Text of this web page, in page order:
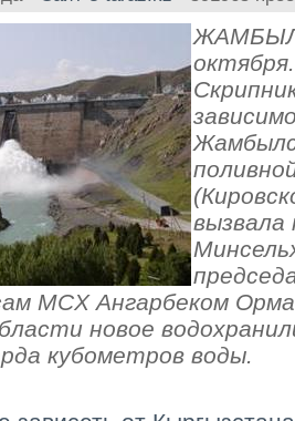
вызвала
МСХ Ангарбеком
новое
кубометров воды.